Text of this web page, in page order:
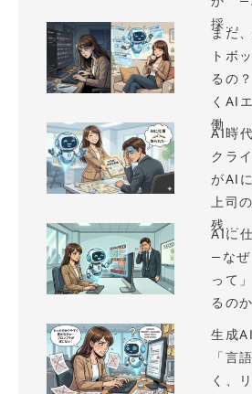
採...
まだ
トボ
るの
くAI
働...
AI時
クラ
がAI
上司
残...
AIに
—なぜ
って
るの
生成
「言
く、